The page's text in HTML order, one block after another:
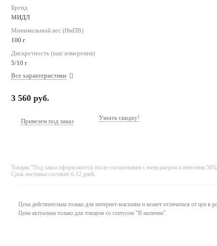
Бренд
МИДЛ
Минимальный вес (НмПВ)
100 г
Дискретность (шаг измерения)
5/10 г
Все характеристики
3 560 руб.
Привезем под заказ Узнать скидку!
Товары "Под заказ оформляются после согласования с менеджером и внесения
Срок поставки составит 6-12 дней.
Цена действительна только для интернет-магазина и может отличаться от цен в
Цена актуальна только для товаров со статусом "В наличии".